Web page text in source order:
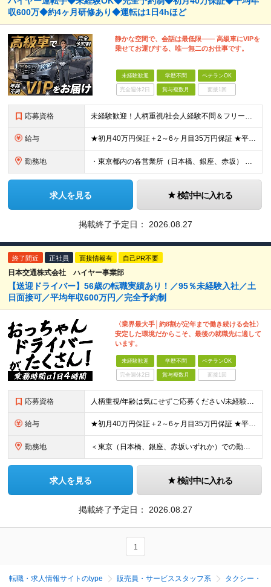
収600万◆約4ヶ月研修あり◆運転は1日4hほど
静かな空間で、会話は最低限―― 高級車にVIPを
乗せてお運びする、唯一無二のお仕事です。
未経験歓迎 学歴不問 ベテランOK
完全週休2日 賞与複数月 面接1回
応募資格 未経験歓迎！人柄重視/社会人経験不問＆フリーターもOK ■普通自動車免許（AT限定可）を取得して3年以上経過している方 ※前職・学歴・ブランク・転職回数などは一切不問です。 <2種免許取得代は全額
給与 ★初月40万円保証＋2～6ヶ月目35万円保証 ★平均年収600万円 月給236,000円（一律手当含む）＋運転手当（運転した時間に応じて支給）＋残業代＋賞与年2回 ※基礎研修期間（10日間）は日給1
勤務地 ・東京都内の各営業所（日本橋、銀座、赤坂） ※勤務地は希望を考慮します。転居を伴う転勤はありません。 ■中央営業所／東京都中央区日本橋兜町1-13 ■銀座営業所／東京都中央区銀座1-11-3 ■赤坂
求人を見る 検討中に入れる
掲載終了予定日： 2026.08.27
終了間近 正社員 面接情報有 自己PR不要
日本交通株式会社 ハイヤー事業部
【送迎ドライバー】56歳の転職実績あり！／95％未経験入社／土
日面接可／平均年収600万円／完全予約制
〈業界最大手│約8割が定年まで働き続ける会社〉
安定した環境だからこそ、最後の就職先に適して
います。
未経験歓迎 学歴不問 ベテランOK
完全週休2日 賞与複数月 面接1回
応募資格 人柄重視/年齢は気にせずご応募ください/未経験OK ■普通自動車免許（AT限定可）を取得して3年以上経過している方 ※前職・学歴・ブランク・転職回数などは一切不問です。 <2種免許取得代は全額会社
給与 ★初月40万円保証＋2～6ヶ月目35万円保証 ★平均年収600万円 月給236,000円（一律手当含む）＋運転手当（運転した時間に応じて支給）＋残業代＋賞与年2回 ※基礎研修期間（10日間）は日給1
勤務地 ＜東京（日本橋、銀座、赤坂いずれか）での勤務となります！＞ ■中央営業所／東京都中央区日本橋兜町1-13 ■銀座営業所／東京都中央区銀座1-11-3 ■赤坂営業所／東京都千代田区永田町2-11-1
求人を見る 検討中に入れる
掲載終了予定日： 2026.08.27
1
転職・求人情報サイトのtype 販売員・サービススタッフ系
タクシー・